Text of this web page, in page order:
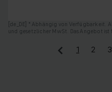
[de_DE] * Abhängig von Verfügbarkeit.
und gesetzlicher MwSt. Das Angebot ist
1 2 3